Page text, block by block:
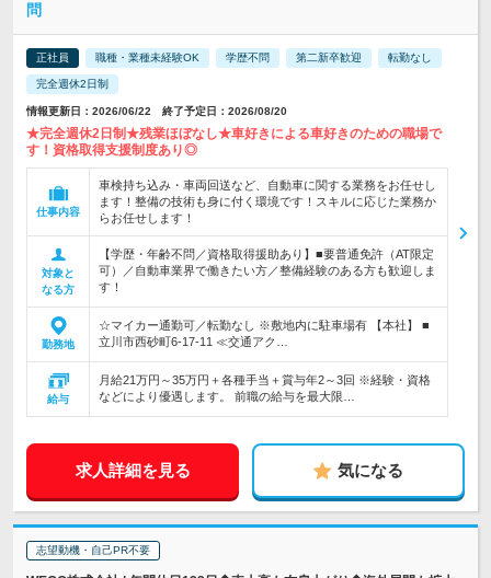
問
正社員 職種・業種未経験OK 学歴不問 第二新卒歓迎 転勤なし
完全週休2日制
情報更新日：2026/06/22 終了予定日：2026/08/20
★完全週休2日制★残業ほぼなし★車好きによる車好きのための職場で
す！資格取得支援制度あり◎
仕事内容
車検持ち込み・車両回送など、自動車に関する業務をお任せし
ます！整備の技術も身に付く環境です！スキルに応じた業務か
らお任せします！
対象と
なる方
【学歴・年齢不問／資格取得援助あり】■要普通免許（AT限定
可）／自動車業界で働きたい方／整備経験のある方も歓迎しま
す！
勤務地
☆マイカー通勤可／転勤なし ※敷地内に駐車場有 【本社】 ■
立川市西砂町6-17-11 ≪交通アク…
給与
月給21万円～35万円＋各種手当＋賞与年2～3回 ※経験・資格
などにより優遇します。 前職の給与を最大限…
求人詳細を見る 気になる
志望動機・自己PR不要